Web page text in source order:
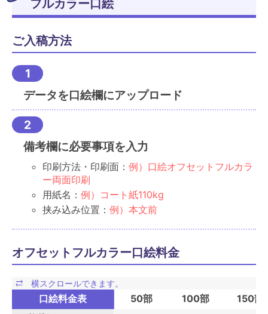
フルカラー口絵
ご入稿方法
データを口絵欄にアップロード
備考欄に必要事項を入力
印刷方法・印刷面：例）口絵オフセットフルカラ
ー両面印刷
用紙名：例）コート紙110kg
挟み込み位置：例）本文前
オフセットフルカラー口絵料金
口絵料金表 50部 100部
150部